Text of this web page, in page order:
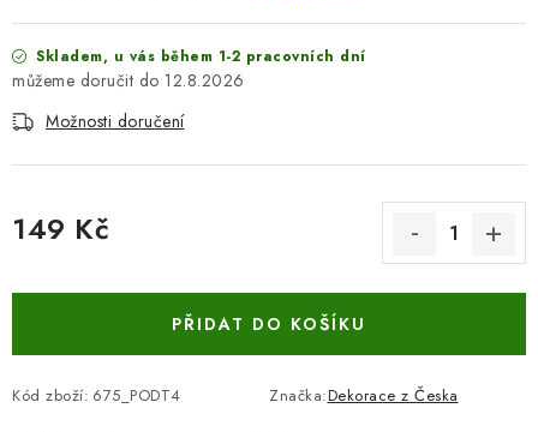
Skladem, u vás během 1-2 pracovních dní
12.8.2026
Možnosti doručení
149 Kč
PŘIDAT DO KOŠÍKU
Kód zboží: 675_PODT4 Značka:Dekorace z Česka